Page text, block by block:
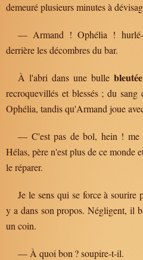
demeuré plusieurs minutes à
— Armand ! Ophélia !
derrière les décombres du bar.
À l'abri dans une bulle bleutée
recroquevillés et blessés ; du
Ophélia, tandis qu'Armand joue
— C'est pas de bol, hein ! me
Hélas, père n'est plus de ce monde
le réparer.
Je le sens qui se force à
y a dans son propos. Négligent, il
un coin.
— À quoi bon ? soupire-t-il.